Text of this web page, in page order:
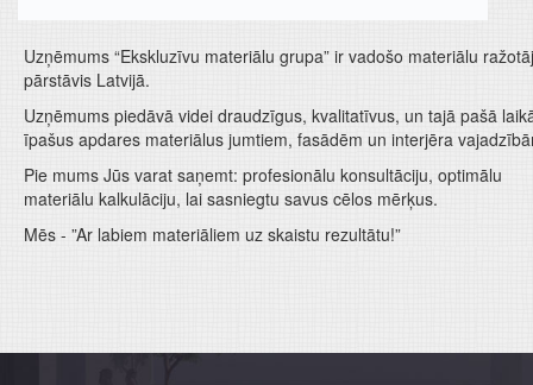
Uzņēmums “Ekskluzīvu materiālu grupa” ir vadošo materiālu
pārstāvis Latvijā.
Uzņēmums piedāvā videi draudzīgus, kvalitatīvus, un tajā pašā
īpašus apdares materiālus jumtiem, fasādēm un interjēra
Pie mums Jūs varat saņemt: profesionālu konsultāciju, optimālu
materiālu kalkulāciju, lai sasniegtu savus cēlos mērķus.
Mēs - ”Ar labiem materiāliem uz skaistu rezultātu!”